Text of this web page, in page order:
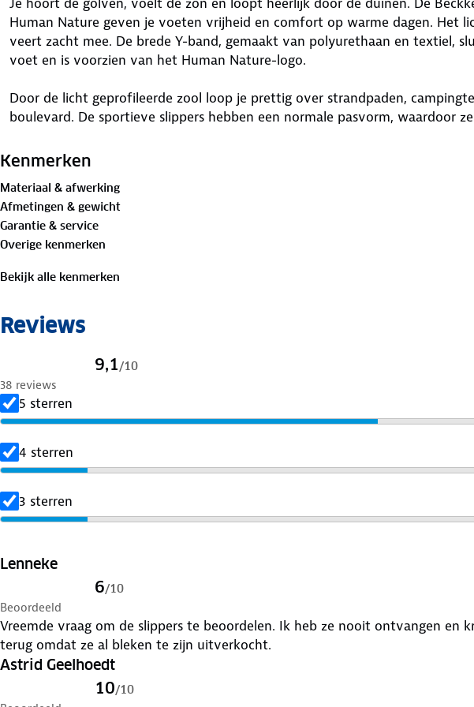
Human Nature geven je voeten vrijheid en comfort op warme dagen. Het
veert zacht mee. De brede Y-band, gemaakt van polyurethaan en textiel,
voet en is voorzien van het Human Nature-logo.
Door de licht geprofileerde zool loop je prettig over strandpaden,
boulevard. De sportieve slippers hebben een normale pasvorm, waardoor
teenslippers aan en stap ontspannen de zomer in!
Kenmerken
Materiaal & afwerking
Afmetingen & gewicht
Garantie & service
Overige kenmerken
Bekijk alle kenmerken
Reviews
9,1/10
38 reviews
5 sterren
4 sterren
3 sterren
Lenneke
6/10
Beoordeeld
Vreemde vraag om de slippers te beoordelen. Ik heb ze nooit ontvangen en
terug omdat ze al bleken te zijn uitverkocht.
Astrid Geelhoedt
10/10